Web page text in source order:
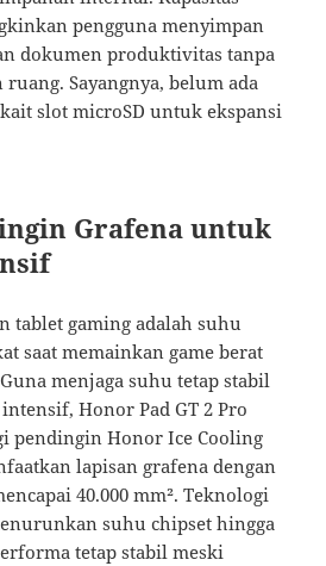
pengguna menyimpan
dokumen produktivitas tanpa
Sayangnya, belum ada
slot microSD untuk ekspansi
Grafena untuk
tablet gaming adalah suhu
saat memainkan game berat
menjaga suhu tetap stabil
Honor Pad GT 2 Pro
pendingin Honor Ice Cooling
lapisan grafena dengan
40.000 mm². Teknologi
suhu chipset hingga
tetap stabil meski